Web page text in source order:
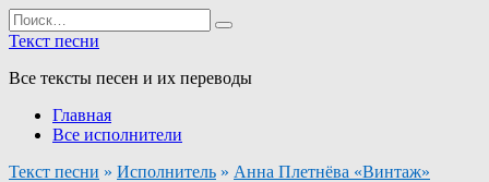
Перейти
к
Search
for:
Текст песни
Все тексты песен и их переводы
Главная
Все исполнители
Текст песни » Исполнитель » Анна Плетнёва «Винтаж»